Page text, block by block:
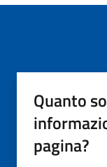
Quanto
pagina?